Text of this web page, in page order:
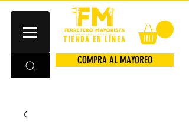
TIENDA EN LÍNEA
COMPRA AL MAYOREO